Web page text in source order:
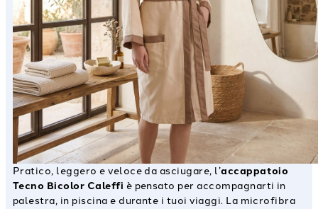
Pratico, leggero e veloce da asciugare, l’accappatoio
Tecno Bicolor Caleffi è pensato per accompagnarti in
palestra, in piscina e durante i tuoi viaggi. La microfibra